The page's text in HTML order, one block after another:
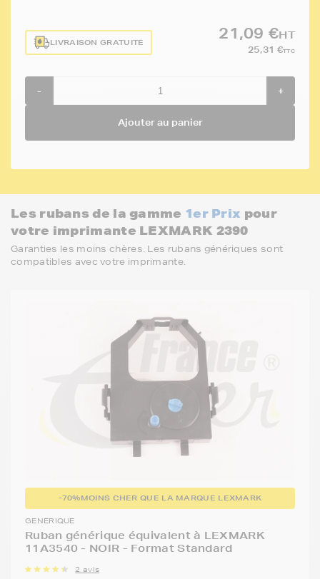
LIVRAISON GRATUITE
21,09 €HT
25,31 €TTC
- +
Ajouter au panier
Les rubans de la gamme 1er Prix pour
votre imprimante LEXMARK 2390
Garanties les moins chères. Les rubans génériques sont
compatibles avec votre imprimante.
-70%MOINS CHER QUE LA MARQUE LEXMARK
GENERIQUE
Ruban générique équivalent à LEXMARK
11A3540 - NOIR - Format Standard
2 avis